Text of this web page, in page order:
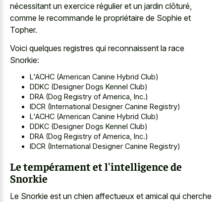
nécessitant un exercice régulier et un jardin clôturé,
comme le recommande le propriétaire de Sophie et
Topher.
Voici quelques registres qui reconnaissent la race
Snorkie:
L'ACHC (American Canine Hybrid Club)
DDKC (Designer Dogs Kennel Club)
DRA (Dog Registry of America, Inc.)
IDCR (International Designer Canine Registry)
L'ACHC (American Canine Hybrid Club)
DDKC (Designer Dogs Kennel Club)
DRA (Dog Registry of America, Inc.)
IDCR (International Designer Canine Registry)
Le tempérament et l'intelligence de
Snorkie
Le Snorkie est un chien affectueux et amical qui cherche